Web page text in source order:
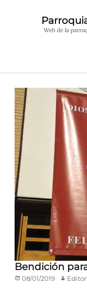
Web de la
Bendición
Publicado
08/01/2019 Autor
Editor